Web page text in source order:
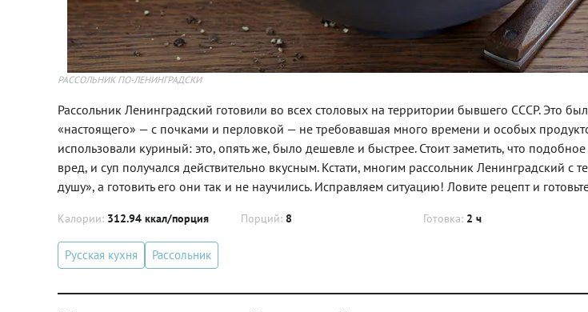
РАССОЛЬНИК ПО-ЛЕНИНГРАДСКИ
Рассольник Ленинградский готовили во всех столовых на территории бывшего СССР. Это
«настоящего» — с почками и перловкой — не требовавшая много времени и особых
использовали куриный: это, опять же, было дешевле и быстрее. Стоит заметить, что
вред, и суп получался действительно вкусным. Кстати, многим рассольник Ленинградский с
душу», а готовить его они так и не научились. Исправляем ситуацию! Ловите рецепт и
Калории: 312.94 ккал/порция Порций: 8 Готовка: 2 ч
Русская кухня Рассольник